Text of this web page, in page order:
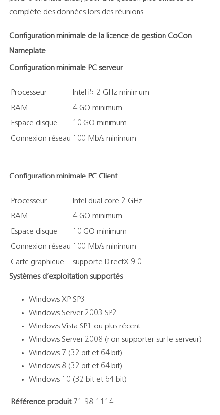
complète des données lors des réunions.
Configuration minimale de la licence de gestion CoCon
Nameplate
Configuration minimale PC serveur
Processeur
Intel i5 2 GHz minimum
RAM
4 GO minimum
Espace disque
10 GO minimum
Connexion réseau 100 Mb/s minimum
Configuration minimale PC Client
Processeur
Intel dual core 2 GHz
RAM
4 GO minimum
Espace disque
10 GO minimum
Connexion réseau 100 Mb/s minimum
Carte graphique
supporte DirectX 9.0
Systèmes d’exploitation supportés
Windows XP SP3
Windows Server 2003 SP2
Windows Vista SP1 ou plus récent
Windows Server 2008 (non supporter sur le serveur)
Windows 7 (32 bit et 64 bit)
Windows 8 (32 bit et 64 bit)
Windows 10 (32 bit et 64 bit)
Référence produit 71.98.1114